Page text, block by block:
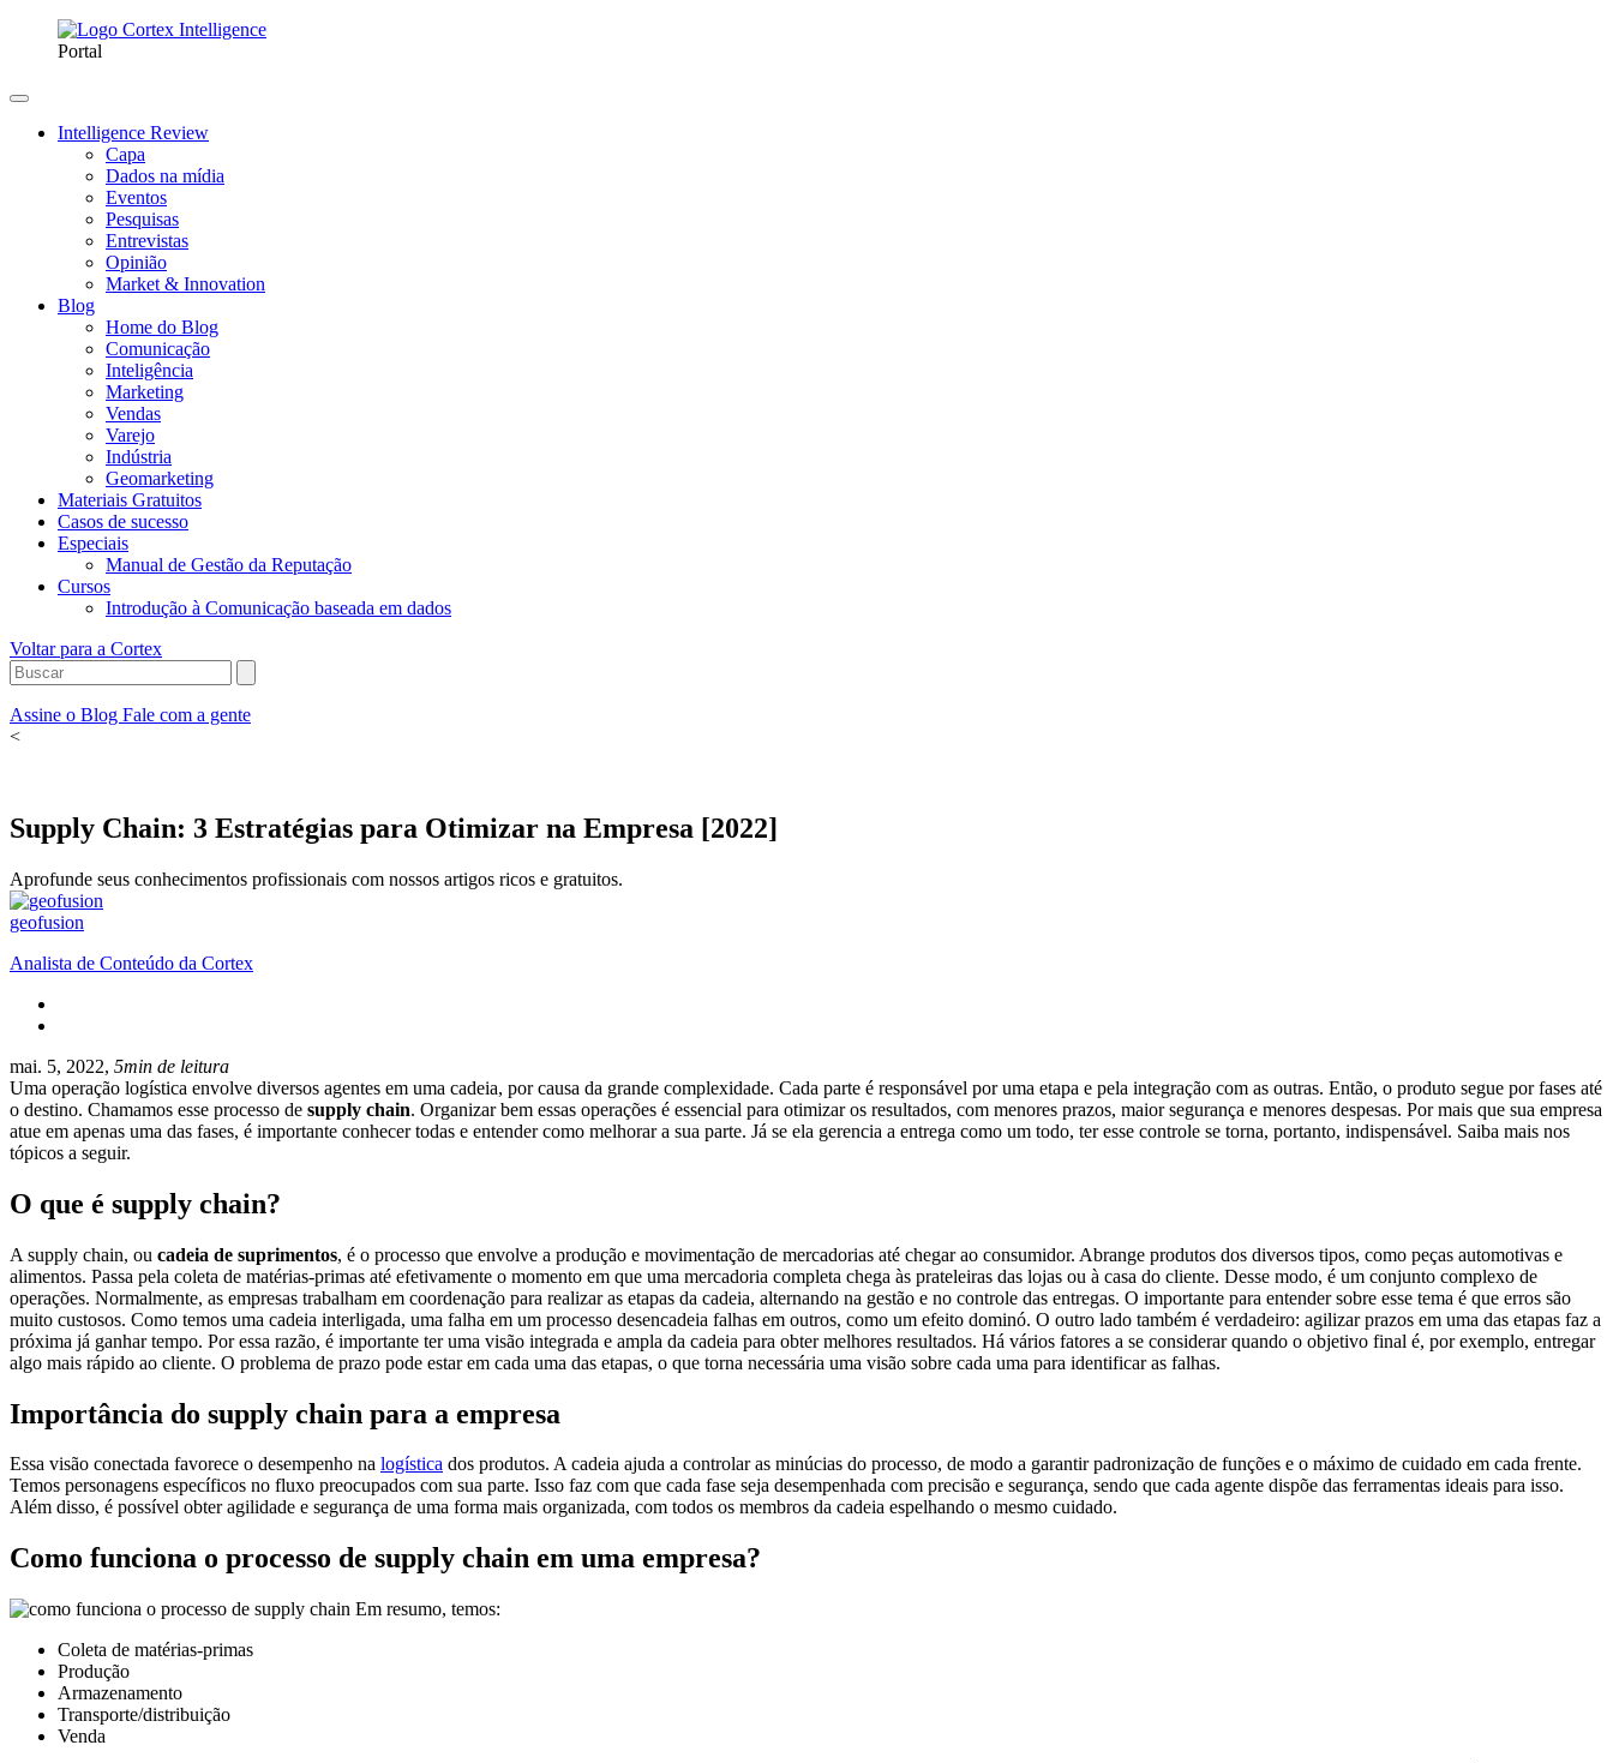
Portal
Intelligence Review
Capa
Dados na mídia
Eventos
Pesquisas
Entrevistas
Opinião
Market & Innovation
Blog
Home do Blog
Comunicação
Inteligência
Marketing
Vendas
Varejo
Indústria
Geomarketing
Materiais Gratuitos
Casos de sucesso
Especiais
Manual de Gestão da Reputação
Cursos
Introdução à Comunicação baseada em dados
Voltar para a Cortex
Assine o Blog Fale com a gente
<
Supply Chain: 3 Estratégias para Otimizar na Empresa [2022]
Aprofunde seus conhecimentos profissionais com nossos artigos ricos e gratuitos.
geofusion
Analista de Conteúdo da Cortex
mai. 5, 2022, 5min de leitura
Uma operação logística envolve diversos agentes em uma cadeia, por causa da grande complexidade. Cada parte é responsável por uma etapa e pela integração com as outras. Então, o produto segue por fases até
o destino. Chamamos esse processo de supply chain. Organizar bem essas operações é essencial para otimizar os resultados, com menores prazos, maior segurança e menores despesas. Por mais que sua empresa
atue em apenas uma das fases, é importante conhecer todas e entender como melhorar a sua parte. Já se ela gerencia a entrega como um todo, ter esse controle se torna, portanto, indispensável. Saiba mais nos
tópicos a seguir.
O que é supply chain?
A supply chain, ou cadeia de suprimentos, é o processo que envolve a produção e movimentação de mercadorias até chegar ao consumidor. Abrange produtos dos diversos tipos, como peças automotivas e
alimentos. Passa pela coleta de matérias-primas até efetivamente o momento em que uma mercadoria completa chega às prateleiras das lojas ou à casa do cliente. Desse modo, é um conjunto complexo de
operações. Normalmente, as empresas trabalham em coordenação para realizar as etapas da cadeia, alternando na gestão e no controle das entregas. O importante para entender sobre esse tema é que erros são
muito custosos. Como temos uma cadeia interligada, uma falha em um processo desencadeia falhas em outros, como um efeito dominó. O outro lado também é verdadeiro: agilizar prazos em uma das etapas faz a
próxima já ganhar tempo. Por essa razão, é importante ter uma visão integrada e ampla da cadeia para obter melhores resultados. Há vários fatores a se considerar quando o objetivo final é, por exemplo, entregar
algo mais rápido ao cliente. O problema de prazo pode estar em cada uma das etapas, o que torna necessária uma visão sobre cada uma para identificar as falhas.
Importância do supply chain para a empresa
Essa visão conectada favorece o desempenho na logística dos produtos. A cadeia ajuda a controlar as minúcias do processo, de modo a garantir padronização de funções e o máximo de cuidado em cada frente.
Temos personagens específicos no fluxo preocupados com sua parte. Isso faz com que cada fase seja desempenhada com precisão e segurança, sendo que cada agente dispõe das ferramentas ideais para isso.
Além disso, é possível obter agilidade e segurança de uma forma mais organizada, com todos os membros da cadeia espelhando o mesmo cuidado.
Como funciona o processo de supply chain em uma empresa?
Em resumo, temos:
Coleta de matérias-primas
Produção
Armazenamento
Transporte/distribuição
Venda